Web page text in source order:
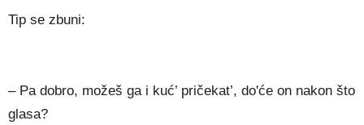
Tip se zbuni:
– Pa dobro, možeš ga i kuć’ pričekat’, do'će on nakon što
glasa?